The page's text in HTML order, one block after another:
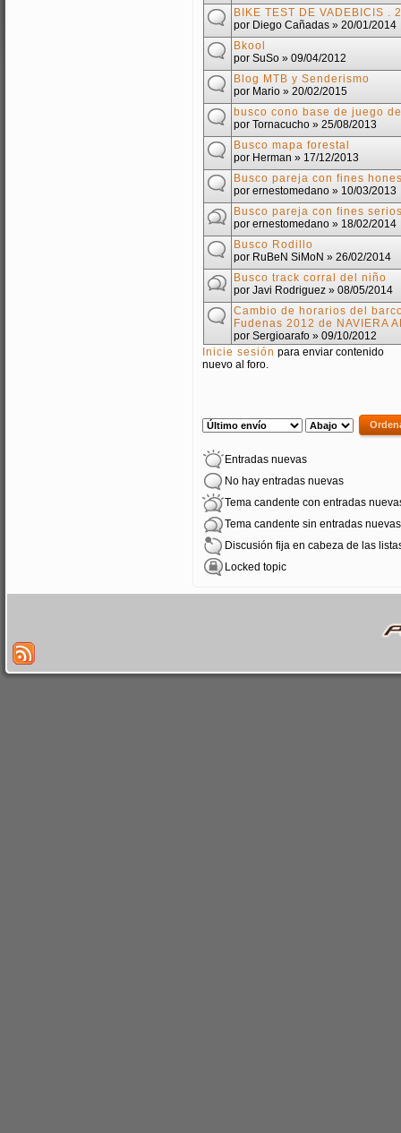
BIKE TEST DE VADEBICIS .
por Diego Cañadas » 20/01/2014
Bkool
por SuSo » 09/04/2012
Blog MTB y Senderismo
por Mario » 20/02/2015
busco cono base de juego
por Tornacucho » 25/08/2013
Busco mapa forestal
por Herman » 17/12/2013
Busco pareja con fines
por ernestomedano » 10/03/2013
Busco pareja con fines
por ernestomedano » 18/02/2014
Busco Rodillo
por RuBeN SiMoN » 26/02/2014
Busco track corral del niño
por Javi Rodriguez » 08/05/2014
Cambio de horarios del
Fudenas 2012 de NAVIERA
por Sergioarafo » 09/10/2012
Inicie sesión para enviar contenido
nuevo al foro.
PÁGINAS
Order by Ordenar
Entradas nuevas
No hay entradas nuevas
Tema candente con entradas
Tema candente sin entradas nuevas
Discusión fija en cabeza de las
Locked topic